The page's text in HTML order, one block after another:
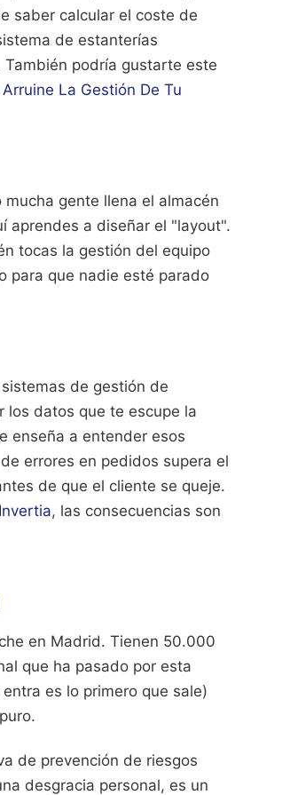
saber calcular el coste de
de estanterías
También podría gustarte este
La Gestión De Tu
gente llena el almacén
aprendes a diseñar el "layout".
tocas la gestión del equipo
para que nadie esté parado
de gestión de
los datos que te escupe la
enseña a entender esos
errores en pedidos supera el
de que el cliente se queje.
Invertia, las consecuencias son
en Madrid. Tienen 50.000
que ha pasado por esta
es lo primero que sale)
de prevención de riesgos
desgracia personal, es un